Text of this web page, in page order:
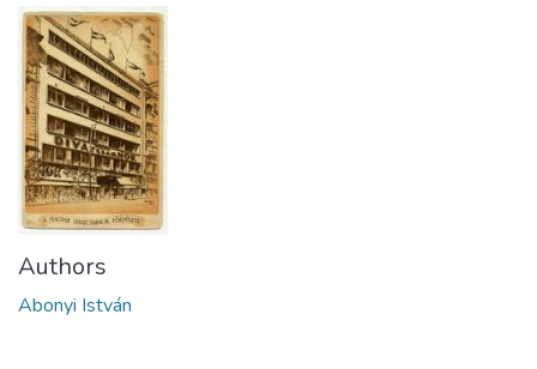
Authors
Abonyi István